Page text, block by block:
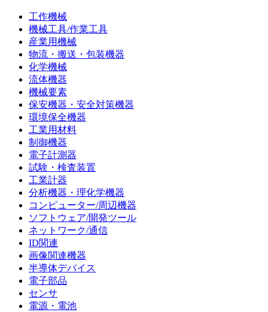
工作機械
機械工具/作業工具
産業用機械
物流・搬送・包装機器
化学機械
流体機器
機械要素
保安機器・安全対策機器
環境保全機器
工業用材料
制御機器
電子計測器
試験・検査装置
工業計器
分析機器・理化学機器
コンピューター/周辺機器
ソフトウェア/開発ツール
ネットワーク/通信
ID関連
画像関連機器
半導体デバイス
電子部品
センサ
電源・電池